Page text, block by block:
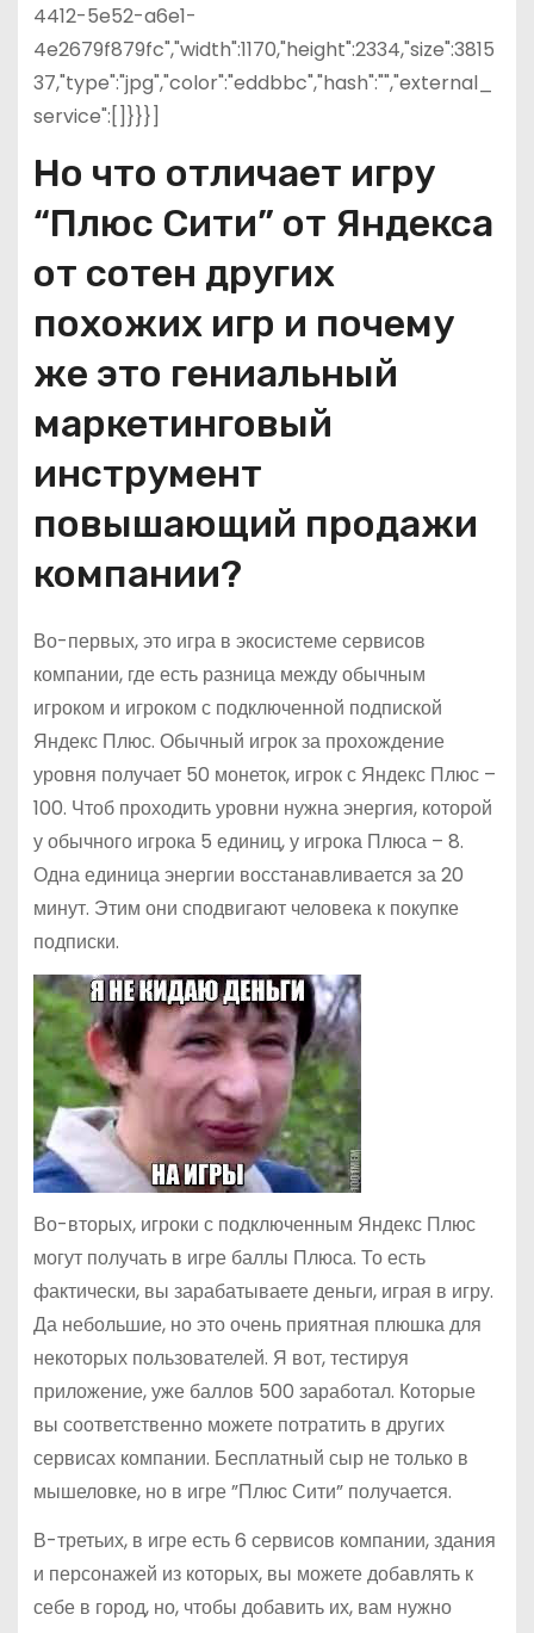
4412-5e52-a6e1-
4e2679f879fc","width":1170,"height":2334,"size":3815
37,"type":"jpg","color":"eddbbc","hash":"","external_
service":[]}}}]
Но что отличает игру
“Плюс Сити” от Яндекса
от сотен других
похожих игр и почему
же это гениальный
маркетинговый
инструмент
повышающий продажи
компании?
Во-первых, это игра в экосистеме сервисов
компании, где есть разница между обычным
игроком и игроком с подключенной подпиской
Яндекс Плюс. Обычный игрок за прохождение
уровня получает 50 монеток, игрок с Яндекс Плюс –
100. Чтоб проходить уровни нужна энергия, которой
у обычного игрока 5 единиц, у игрока Плюса – 8.
Одна единица энергии восстанавливается за 20
минут. Этим они сподвигают человека к покупке
подписки.
Во-вторых, игроки с подключенным Яндекс Плюс
могут получать в игре баллы Плюса. То есть
фактически, вы зарабатываете деньги, играя в игру.
Да небольшие, но это очень приятная плюшка для
некоторых пользователей. Я вот, тестируя
приложение, уже баллов 500 заработал. Которые
вы соответственно можете потратить в других
сервисах компании. Бесплатный сыр не только в
мышеловке, но в игре ”Плюс Сити” получается.
В-третьих, в игре есть 6 сервисов компании, здания
и персонажей из которых, вы можете добавлять к
себе в город, но, чтобы добавить их, вам нужно